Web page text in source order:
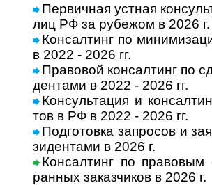
Первичная устная
лиц РФ за рубе­жом в 2026 г.
Консалтинг по
в 2022 - 2026 гг.
Правовой консалтинг по
ден­тами в 2022 - 2026 гг.
Консультация и
тов в РФ в 2022 - 2026 гг.
Подготовка запросов и
зи­ден­тами в 2026 г.
Консалтинг по
ран­ных заказ­чи­ков в 2026 г.